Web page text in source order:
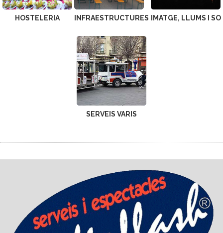
HOSTELERIA INFRAESTRUCTURES IMATGE, LLUMS I SO
SERVEIS VARIS